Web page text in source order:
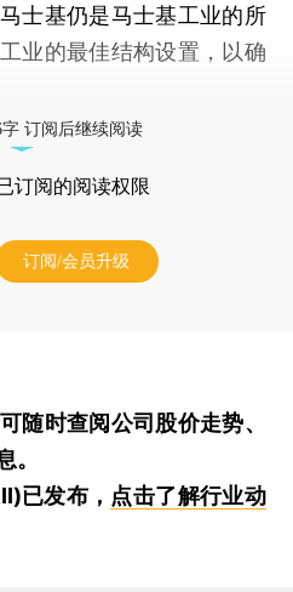
士基仍是马士基工业的所
业的最佳结构设置，以确
订阅后继续阅读
订阅的阅读权限
订阅/会员升级
可随时查阅公司股价走势、
。
已发布， 点击了解行业动